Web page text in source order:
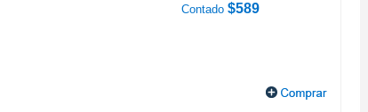
Contado $589